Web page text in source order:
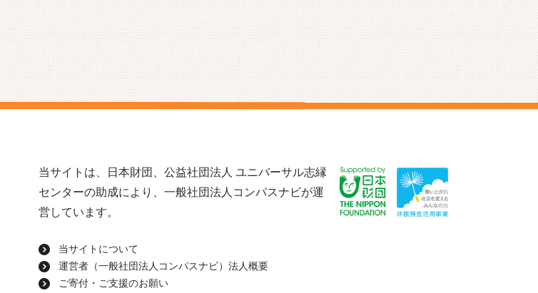
当サイトは、日本財団、公益社団法人 ユニバーサル志縁
センターの助成により、一般社団法人コンパスナビが運
営しています。
当サイトについて
運営者（一般社団法人コンパスナビ）法人概要
ご寄付・ご支援のお願い